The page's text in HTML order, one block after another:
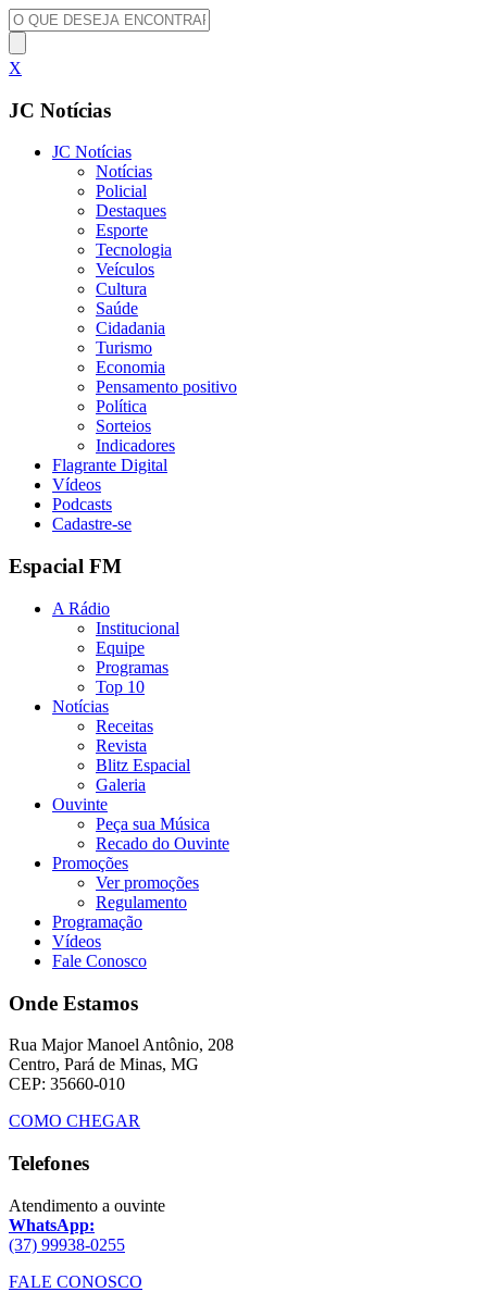
X
JC Notícias
JC Notícias
Notícias
Policial
Destaques
Esporte
Tecnologia
Veículos
Cultura
Saúde
Cidadania
Turismo
Economia
Pensamento positivo
Política
Sorteios
Indicadores
Flagrante Digital
Vídeos
Podcasts
Cadastre-se
Espacial FM
A Rádio
Institucional
Equipe
Programas
Top 10
Notícias
Receitas
Revista
Blitz Espacial
Galeria
Ouvinte
Peça sua Música
Recado do Ouvinte
Promoções
Ver promoções
Regulamento
Programação
Vídeos
Fale Conosco
Onde Estamos
Rua Major Manoel Antônio, 208
Centro, Pará de Minas, MG
CEP: 35660-010
COMO CHEGAR
Telefones
Atendimento a ouvinte
WhatsApp:
(37) 99938-0255
FALE CONOSCO